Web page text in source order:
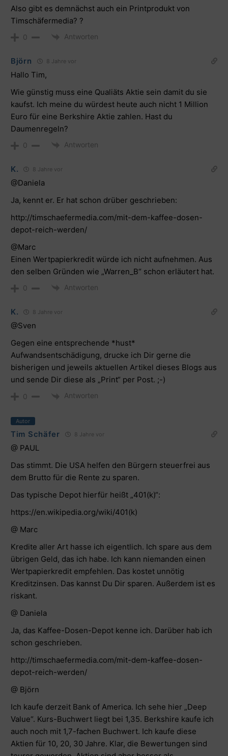
Also gibt es demnächst auch ein Printprodukt von
Timschäfermedia? ?
0 Antworten
Björn 8 Jahre vor
Hallo Tim,
Wie günstig muss eine Qualiäts Aktie sein damit du sie
kaufst. Ich meine du würdest heute auch nicht 1 Million
Euro für eine Berkshire Aktie zahlen. Hast du
Daumenregeln?
0 Antworten
K. 8 Jahre vor
@Daniela
Ja, kennt er. Er hat schon drüber geschrieben:
http://timschaefermedia.com/mit-dem-kaffee-dosen-
depot-reich-werden/
@Marc
Einen Wertpapierkredit würde ich nicht aufnehmen. Aus
den selben Gründen wie „Warren_B“ schon erläutert hat.
0 Antworten
K. 8 Jahre vor
@Sven
Gegen eine entsprechende *hust*
Aufwandsentschädigung, drucke ich Dir gerne die
bisherigen und jeweils aktuellen Artikel dieses Blogs aus
und sende Dir diese als „Print“ per Post. ;-)
0 Antworten
Autor
Tim Schäfer 8 Jahre vor
@ PAUL
Das stimmt. Die USA helfen den Bürgern steuerfrei aus
dem Brutto für die Rente zu sparen.
Das typische Depot hierfür heißt „401(k)“:
https://en.wikipedia.org/wiki/401(k)
@ Marc
Kredite aller Art hasse ich eigentlich. Ich spare aus dem
übrigen Geld, das ich habe. Ich kann niemanden einen
Wertpapierkredit empfehlen. Das kostet unnötig
Kreditzinsen. Das kannst Du Dir sparen. Außerdem ist es
riskant.
@ Daniela
Ja, das Kaffee-Dosen-Depot kenne ich. Darüber hab ich
schon geschrieben.
http://timschaefermedia.com/mit-dem-kaffee-dosen-
depot-reich-werden/
@ Björn
Ich kaufe derzeit Bank of America. Ich sehe hier „Deep
Value“. Kurs-Buchwert liegt bei 1,35. Berkshire kaufe ich
auch noch mit 1,7-fachen Buchwert. Ich kaufe diese
Aktien für 10, 20, 30 Jahre. Klar, die Bewertungen sind